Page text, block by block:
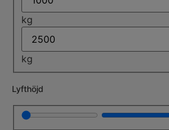
kg
kg
Lyfthöjd